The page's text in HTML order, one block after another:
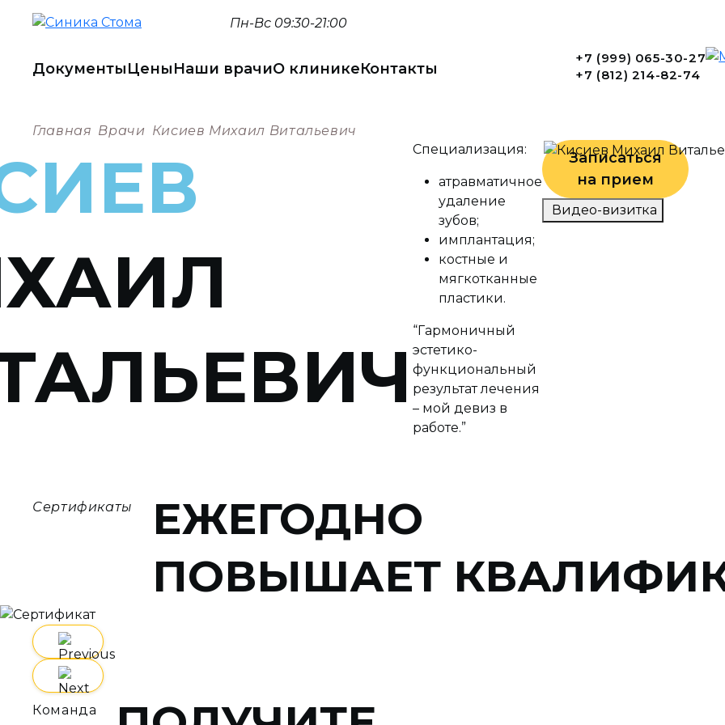
Пн-Вс 09:30-21:00
Санкт-Петербург, ул. Наличная, д. 22
ст. м. Приморская, Василеостровская
ДокументыЦеныНаши врачиО клиникеКонтакты
+7 (999) 065-30-27
+7 (812) 214-82-74
Главная Врачи Кисиев Михаил Витальевич
Специализация:
атравматичное
удаление
зубов;
имплантация;
костные и
мягкотканные
пластики.
“Гармоничный
эстетико-
функциональный
результат лечения
– мой девиз в
работе.”
Записаться
на прием
Видео-визитка
Сертификаты
ЕЖЕГОДНО
ПОВЫШАЕТ
Команда